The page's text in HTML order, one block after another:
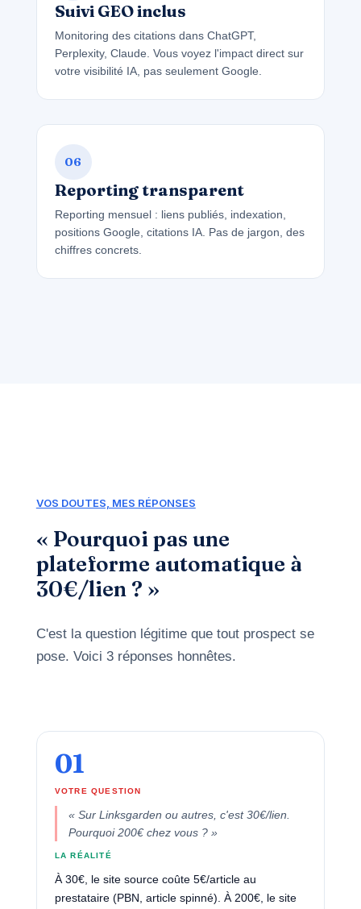
Suivi GEO inclus
Monitoring des citations dans ChatGPT,
Perplexity, Claude. Vous voyez l'impact direct sur
votre visibilité IA, pas seulement Google.
06
Reporting transparent
Reporting mensuel : liens publiés, indexation,
positions Google, citations IA. Pas de jargon, des
chiffres concrets.
VOS DOUTES, MES RÉPONSES
« Pourquoi pas une
plateforme automatique à
30€/lien ? »
C'est la question légitime que tout prospect se
pose. Voici 3 réponses honnêtes.
01
VOTRE QUESTION
« Sur Linksgarden ou autres, c'est 30€/lien.
Pourquoi 200€ chez vous ? »
LA RÉALITÉ
À 30€, le site source coûte 5€/article au
prestataire (PBN, article spinné). À 200€, le site